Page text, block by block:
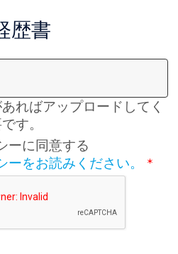
歴書
ればアップロードしてく
す。
ーに同意する
をお読みください。
*